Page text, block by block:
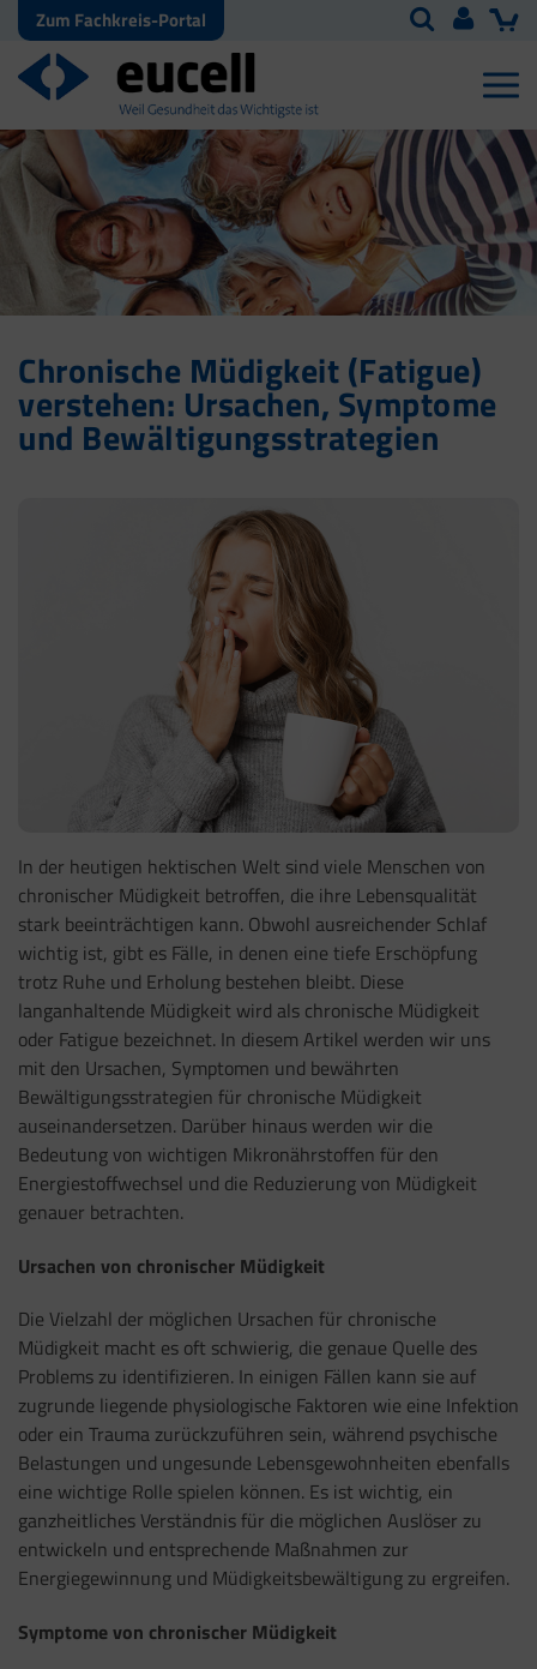
Zum Fachkreis-Portal
Chronische Müdigkeit (Fatigue)
verstehen: Ursachen, Symptome
und Bewältigungsstrategien
In der heutigen hektischen Welt sind viele Menschen von
chronischer Müdigkeit betroffen, die ihre Lebensqualität
stark beeinträchtigen kann. Obwohl ausreichender Schlaf
wichtig ist, gibt es Fälle, in denen eine tiefe Erschöpfung
trotz Ruhe und Erholung bestehen bleibt. Diese
langanhaltende Müdigkeit wird als chronische Müdigkeit
oder Fatigue bezeichnet. In diesem Artikel werden wir uns
mit den Ursachen, Symptomen und bewährten
Bewältigungsstrategien für chronische Müdigkeit
auseinandersetzen. Darüber hinaus werden wir die
Bedeutung von wichtigen Mikronährstoffen für den
Energiestoffwechsel und die Reduzierung von Müdigkeit
genauer betrachten.
Ursachen von chronischer Müdigkeit
Die Vielzahl der möglichen Ursachen für chronische
Müdigkeit macht es oft schwierig, die genaue Quelle des
Problems zu identifizieren. In einigen Fällen kann sie auf
zugrunde liegende physiologische Faktoren wie eine Infektion
oder ein Trauma zurückzuführen sein, während psychische
Belastungen und ungesunde Lebensgewohnheiten ebenfalls
eine wichtige Rolle spielen können. Es ist wichtig, ein
ganzheitliches Verständnis für die möglichen Auslöser zu
entwickeln und entsprechende Maßnahmen zur
Energiegewinnung und Müdigkeitsbewältigung zu ergreifen.
Symptome von chronischer Müdigkeit